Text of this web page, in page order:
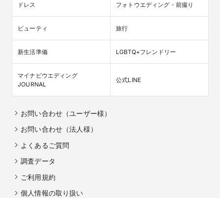
ドレス フォトウエディング・前撮り
ビューティ 旅行
新生活準備 LGBTQ+フレンドリー
マイナビウエディング
JOURNAL
公式LINE
お問い合わせ（ユーザー様）
お問い合わせ（法人様）
よくあるご質問
調査データ
ご利用規約
個人情報の取り扱い